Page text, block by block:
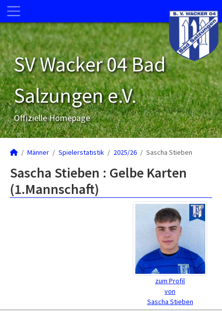
SV Wacker 04 Bad
Salzungen e.V.
Offizielle Homepage
Männer Spielerstatistik 2025/26 Sascha Stieben
Sascha Stieben : Gelbe Karten
(1.Mannschaft)
zum Profil
von
Sascha Stieben